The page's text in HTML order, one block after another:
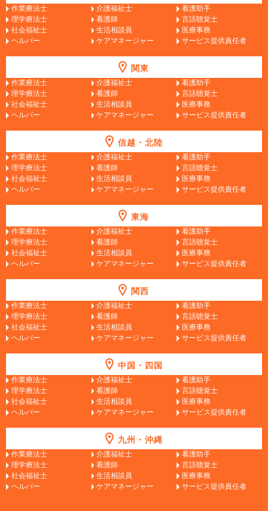
作業療法士 介護福祉士
看護助手
理学療法士
看護師
言語聴覚士
社会福祉士
生活相談員
医療事務
ヘルパー
ケアマネージャー サービス提供責任者
関東
作業療法士 介護福祉士
看護助手
理学療法士
看護師
言語聴覚士
社会福祉士
生活相談員
医療事務
ヘルパー
ケアマネージャー サービス提供責任者
信越・北陸
作業療法士 介護福祉士
看護助手
理学療法士
看護師
言語聴覚士
社会福祉士
生活相談員
医療事務
ヘルパー
ケアマネージャー サービス提供責任者
東海
作業療法士 介護福祉士
看護助手
理学療法士
看護師
言語聴覚士
社会福祉士
生活相談員
医療事務
ヘルパー
ケアマネージャー サービス提供責任者
関西
作業療法士 介護福祉士
看護助手
理学療法士
看護師
言語聴覚士
社会福祉士
生活相談員
医療事務
ヘルパー
ケアマネージャー サービス提供責任者
中国・四国
作業療法士 介護福祉士
看護助手
理学療法士
看護師
言語聴覚士
社会福祉士
生活相談員
医療事務
ヘルパー
ケアマネージャー サービス提供責任者
九州・沖縄
作業療法士 介護福祉士
看護助手
理学療法士
看護師
言語聴覚士
社会福祉士
生活相談員
医療事務
ヘルパー
ケアマネージャー サービス提供責任者